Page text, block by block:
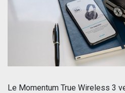
Le Momentum True Wireless 3